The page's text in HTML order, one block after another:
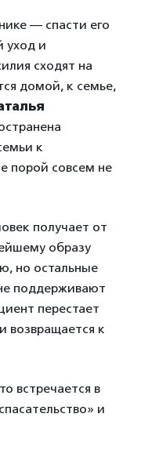
— спасти его
уход и
сходят на
домой, к семье,
к
порой совсем не
получает от
образу
но остальные
поддерживают
перестает
возвращается к
встречается в
и